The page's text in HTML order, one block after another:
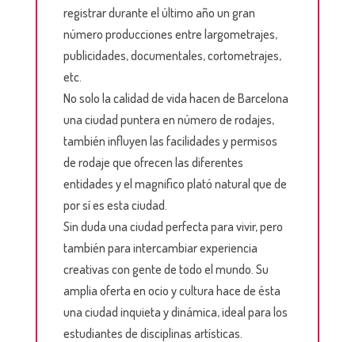
registrar durante el último año un gran
número producciones entre largometrajes,
publicidades, documentales, cortometrajes,
etc.
No solo la calidad de vida hacen de Barcelona
una ciudad puntera en número de rodajes,
también influyen las facilidades y permisos
de rodaje que ofrecen las diferentes
entidades y el magnifico plató natural que de
por sí es esta ciudad.
Sin duda una ciudad perfecta para vivir, pero
también para intercambiar experiencia
creativas con gente de todo el mundo. Su
amplia oferta en ocio y cultura hace de ésta
una ciudad inquieta y dinámica, ideal para los
estudiantes de disciplinas artísticas.